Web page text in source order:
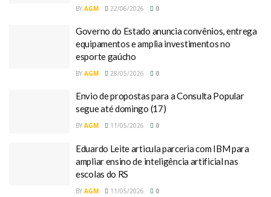
BY AGM 22/06/2026 0
Governo do Estado anuncia convênios, entrega
equipamentos e amplia investimentos no
esporte gaúcho
BY AGM 28/05/2026 0
Envio de propostas para a Consulta Popular
segue até domingo (17)
BY AGM 11/05/2026 0
Eduardo Leite articula parceria com IBM para
ampliar ensino de inteligência artificial nas
escolas do RS
BY AGM 11/05/2026 0